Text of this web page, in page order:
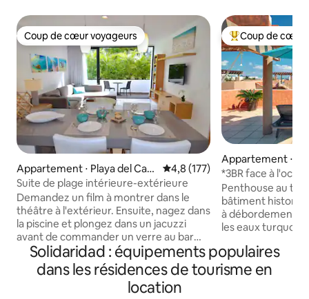
Coup de cœur voyageurs
Coup de cœur voyageurs
Appartement ⋅ Playa del Car
men
Évaluation moyenne sur la
4,8 (177)
Suite de plage intérieure-extérieure
Demandez un film à montrer dans le
théâtre à l'extérieur. Ensuite, nagez dans
la piscine et plongez dans un jacuzzi
avant de commander un verre au bar
pour accompagner le film. De retour
dans l'appartement, ouvrez les fenêtres
en verre du sol au plafond pour accéder
à votre terrasse luxuriante. Dormez
Coups de cœur
Coup de cœur
Appartement ⋅
men
*3BR face à
toit et piscine à
Penthouse au
bâtiment
à débordement
les eaux
dans cet
3 chambres/2
tout ce dont vous
Solidaridad : équipements populaires
dans les résidences de tourisme en
location